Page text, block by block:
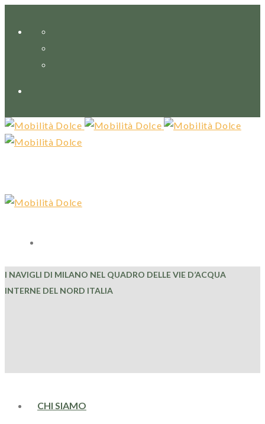
CHI SIAMO
I NAVIGLI DI MILANO NEL QUADRO DELLE VIE D’ACQUA
INTERNE DEL NORD ITALIA